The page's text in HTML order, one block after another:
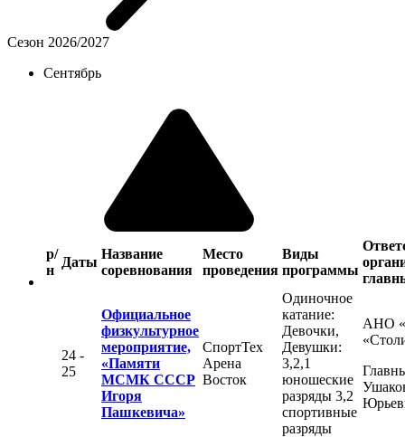
Сезон 2026/2027
Сентябрь
р/
н
Даты
Название
соревнования
Место
проведения
Виды
программы
24 -
25
Официальное
физкультурное
мероприятие,
«Памяти
МСМК СССР
Игоря
Пашкевича»
СпортТех
Арена
Восток
Одиночное
катание:
Девочки,
Девушки:
3,2,1
юношеские
разряды 3,2
спортивные
разряды
АНО